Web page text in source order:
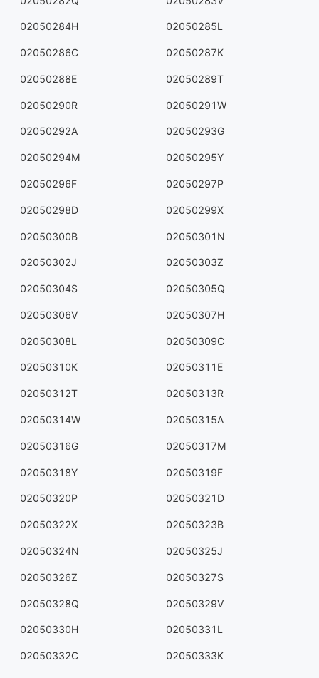
02050284H 02050285L
02050286C 02050287K
02050288E 02050289T
02050290R 02050291W
02050292A 02050293G
02050294M 02050295Y
02050296F 02050297P
02050298D 02050299X
02050300B 02050301N
02050302J 02050303Z
02050304S 02050305Q
02050306V 02050307H
02050308L 02050309C
02050310K 02050311E
02050312T 02050313R
02050314W 02050315A
02050316G 02050317M
02050318Y 02050319F
02050320P 02050321D
02050322X 02050323B
02050324N 02050325J
02050326Z 02050327S
02050328Q 02050329V
02050330H 02050331L
02050332C 02050333K